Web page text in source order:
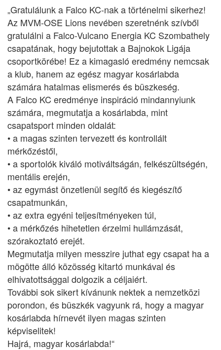
„Gratulálunk a Falco KC-nak a történelmi sikerhez!
Az MVM-OSE Lions nevében szeretnénk szívből
gratulálni a Falco-Vulcano Energia KC Szombathely
csapatának, hogy bejutottak a Bajnokok Ligája
csoportkörébe! Ez a kimagasló eredmény nemcsak
a klub, hanem az egész magyar kosárlabda
számára hatalmas elismerés és büszkeség.
A Falco KC eredménye inspiráció mindannyiunk
számára, megmutatja a kosárlabda, mint
csapatsport minden oldalát:
• a magas szinten tervezett és kontrollált
mérkőzéstől,
• a sportolók kiváló motiváltságán, felkészültségén,
mentális erején,
• az egymást önzetlenül segítő és kiegészítő
csapatmunkán,
• az extra egyéni teljesítményeken túl,
• a mérkőzés hihetetlen érzelmi hullámzását,
szórakoztató erejét.
Megmutatja milyen messzire juthat egy csapat ha a
mögötte álló közösség kitartó munkával és
elhivatottsággal dolgozik a céljaiért.
További sok sikert kívánunk nektek a nemzetközi
porondon, és büszkék vagyunk rá, hogy a magyar
kosárlabda hírnevét ilyen magas szinten
képviselitek!
Hajrá, magyar kosárlabda!“